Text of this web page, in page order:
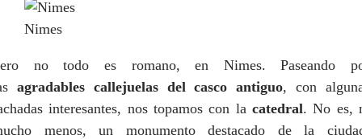
Nimes
no todo es romano, en Nimes. Paseando
agradables callejuelas del casco antiguo, con
interesantes, nos topamos con la catedral. No es,
menos, un monumento destacado de la